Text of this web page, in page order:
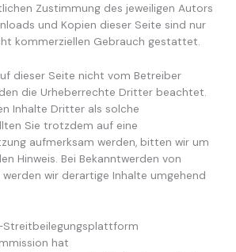
Zustimmung des jeweiligen Autors
und Kopien dieser Seite sind nur
kommerziellen Gebrauch gestattet.
dieser Seite nicht vom Betreiber
die Urheberrechte Dritter beachtet.
Inhalte Dritter als solche
Sie trotzdem auf eine
aufmerksam werden, bitten wir um
Hinweis. Bei Bekanntwerden von
wir derartige Inhalte umgehend
Streitbeilegungsplattform
hat